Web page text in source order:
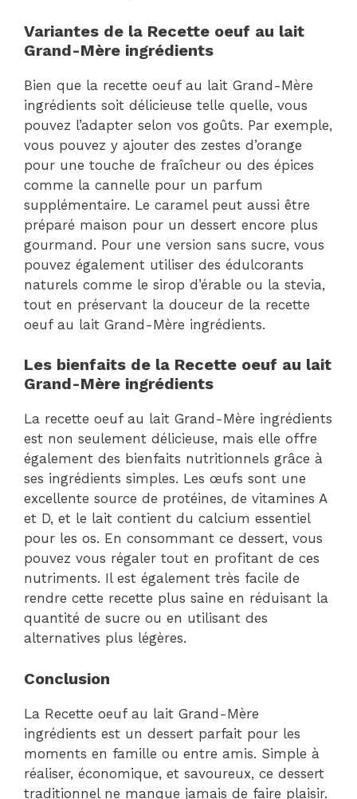
Variantes de la Recette oeuf au lait
Grand-Mère ingrédients
Bien que la recette oeuf au lait Grand-Mère
ingrédients soit délicieuse telle quelle, vous
pouvez l’adapter selon vos goûts. Par exemple,
vous pouvez y ajouter des zestes d’orange
pour une touche de fraîcheur ou des épices
comme la cannelle pour un parfum
supplémentaire. Le caramel peut aussi être
préparé maison pour un dessert encore plus
gourmand. Pour une version sans sucre, vous
pouvez également utiliser des édulcorants
naturels comme le sirop d’érable ou la stevia,
tout en préservant la douceur de la recette
oeuf au lait Grand-Mère ingrédients.
Les bienfaits de la Recette oeuf au lait
Grand-Mère ingrédients
La recette oeuf au lait Grand-Mère ingrédients
est non seulement délicieuse, mais elle offre
également des bienfaits nutritionnels grâce à
ses ingrédients simples. Les œufs sont une
excellente source de protéines, de vitamines A
et D, et le lait contient du calcium essentiel
pour les os. En consommant ce dessert, vous
pouvez vous régaler tout en profitant de ces
nutriments. Il est également très facile de
rendre cette recette plus saine en réduisant la
quantité de sucre ou en utilisant des
alternatives plus légères.
Conclusion
La Recette oeuf au lait Grand-Mère
ingrédients est un dessert parfait pour les
moments en famille ou entre amis. Simple à
réaliser, économique, et savoureux, ce dessert
traditionnel ne manque jamais de faire plaisir.